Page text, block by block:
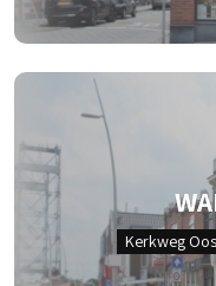
Kerkweg